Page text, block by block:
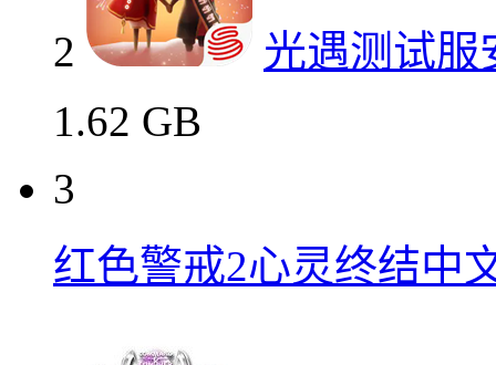
2
光遇测试服
1.62 GB
3
红色警戒2心灵终结中